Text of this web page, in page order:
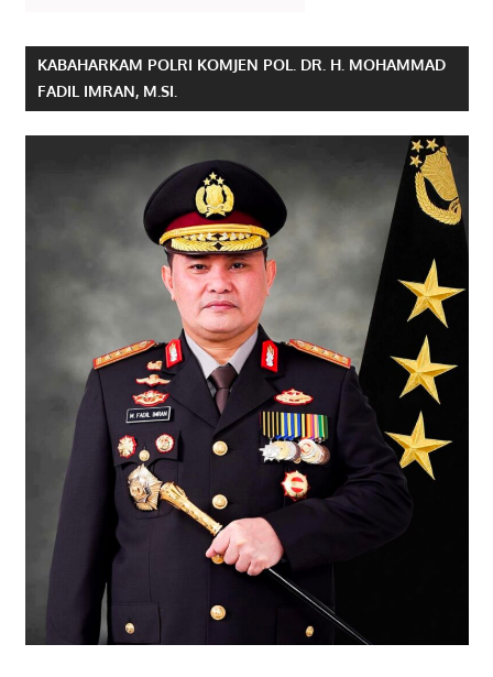
KABAHARKAM POLRI KOMJEN POL. DR. H. MOHAMMAD
FADIL IMRAN, M.SI.